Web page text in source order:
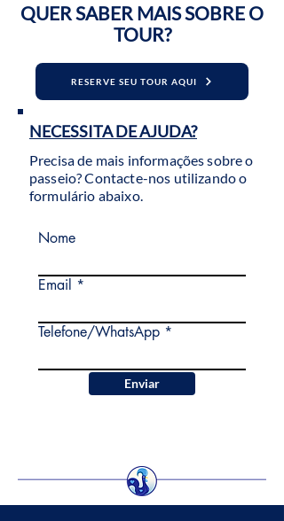
QUER SABER MAIS SOBRE O
TOUR?
RESERVE SEU TOUR AQUI
NECESSITA DE AJUDA?
Precisa de mais informações sobre o
passeio? Contacte-nos utilizando o
formulário abaixo.
Nome
Email
Telefone/WhatsApp
Enviar